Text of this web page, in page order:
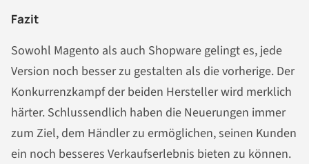
Fazit
Sowohl Magento als auch Shopware gelingt es, jede
Version noch besser zu gestalten als die vorherige. Der
Konkurrenzkampf der beiden Hersteller wird merklich
härter. Schlussendlich haben die Neuerungen immer
zum Ziel, dem Händler zu ermöglichen, seinen Kunden
ein noch besseres Verkaufserlebnis bieten zu können.